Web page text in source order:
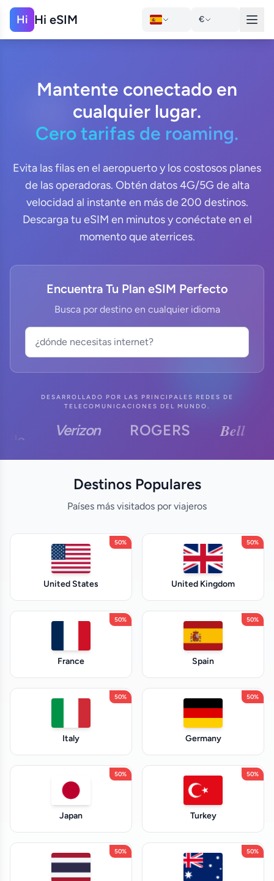
Hi Hi eSIM €
Mantente conectado en
cualquier lugar.
Cero tarifas de roaming.
Evita las filas en el aeropuerto y los costosos planes
de las operadoras. Obtén datos 4G/5G de alta
velocidad al instante en más de 200 destinos.
Descarga tu eSIM en minutos y conéctate en el
momento que aterrices.
Encuentra Tu Plan eSIM Perfecto
Busca por destino en cualquier idioma
DESARROLLADO POR LAS PRINCIPALES REDES DE
TELECOMUNICACIONES DEL MUNDO.
Verizon ROGERS Bell
Destinos Populares
Países más visitados por viajeros
50%
United States
50%
United Kingdom
50%
France
50%
Spain
50%
Italy
50%
Germany
50%
Japan
50%
Turkey
50% 50%